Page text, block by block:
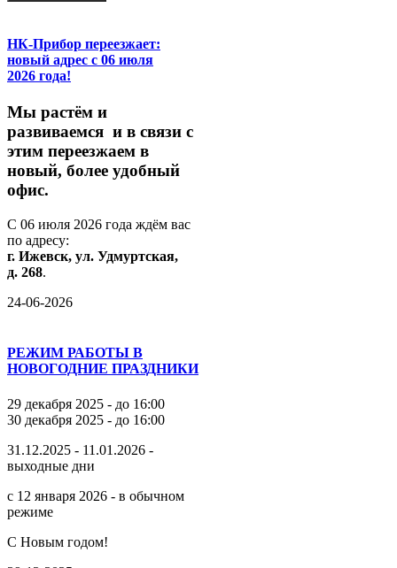
НК-Прибор переезжает:
новый адрес с 06 июля
2026 года!
Мы растём и
развиваемся и в связи с
этим переезжаем в
новый, более удобный
офис.
С 06 июля 2026 года ждём вас
по адресу:
г. Ижевск, ул. Удмуртская,
д. 268.
24-06-2026
РЕЖИМ РАБОТЫ В
НОВОГОДНИЕ ПРАЗДНИКИ
29 декабря 2025 - до 16:00
30 декабря 2025 - до 16:00
31.12.2025 - 11.01.2026 -
выходные дни
с 12 января 2026 - в обычном
режиме
С Новым годом!